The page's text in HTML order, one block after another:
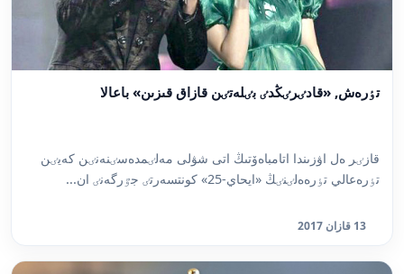
تٶرەش, «قادٸرٸڭدٸ بٸلەتٸن قازاق قىزىن» باعالا
قازٸر ەل اۋزىندا اتامباەۆتىڭ اتى شۋلى مەلٸمدەسٸنەنٸن كەيٸن
تٶرەعالي تٶرەەلٸنٸڭ «ايحاي-25» كونتسەرتٸ جٷرگەنٸ ان...
13 قازان 2017